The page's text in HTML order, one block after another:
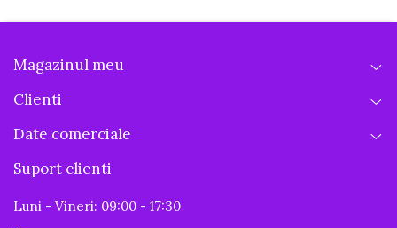
Magazinul meu
Clienti
Date comerciale
Suport clienti
Luni - Vineri: 09:00 - 17:30